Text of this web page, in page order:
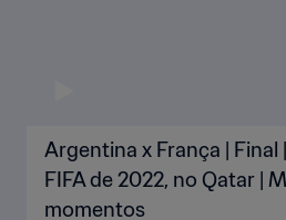
Argentina x França |
FIFA de 2022, no Qatar |
momentos